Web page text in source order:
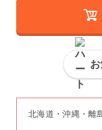
北海道・沖縄・離